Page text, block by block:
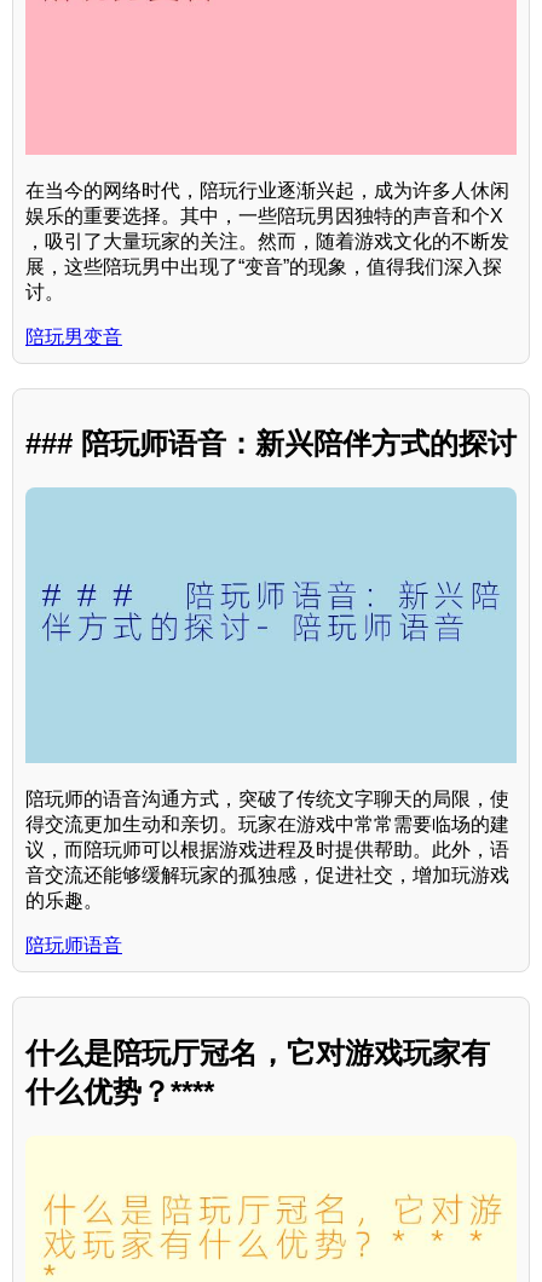
在当今的网络时代，陪玩行业逐渐兴起，成为许多人休闲
娱乐的重要选择。其中，一些陪玩男因独特的声音和个X
，吸引了大量玩家的关注。然而，随着游戏文化的不断发
展，这些陪玩男中出现了“变音”的现象，值得我们深入探
讨。
陪玩男变音
### 陪玩师语音：新兴陪伴方式的探讨
陪玩师的语音沟通方式，突破了传统文字聊天的局限，使
得交流更加生动和亲切。玩家在游戏中常常需要临场的建
议，而陪玩师可以根据游戏进程及时提供帮助。此外，语
音交流还能够缓解玩家的孤独感，促进社交，增加玩游戏
的乐趣。
陪玩师语音
什么是陪玩厅冠名，它对游戏玩家有
什么优势？****